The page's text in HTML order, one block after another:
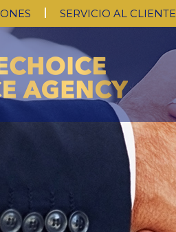
SERVICIO AL CLIENTE